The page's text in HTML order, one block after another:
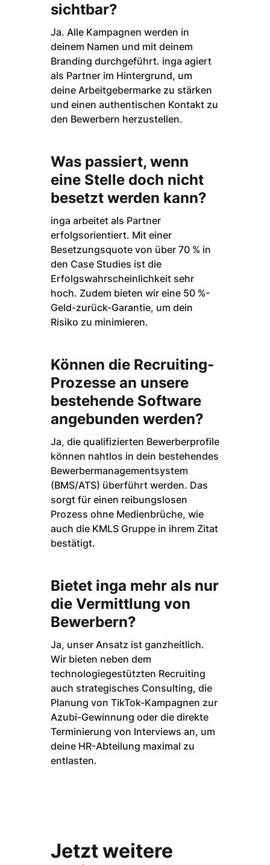
sichtbar?
Ja. Alle Kampagnen werden in
deinem Namen und mit deinem
Branding durchgeführt. inga agiert
als Partner im Hintergrund, um
deine Arbeitgebermarke zu stärken
und einen authentischen Kontakt zu
den Bewerbern herzustellen.
Was passiert, wenn
eine Stelle doch nicht
besetzt werden kann?
inga arbeitet als Partner
erfolgsorientiert. Mit einer
Besetzungsquote von über 70 % in
den Case Studies ist die
Erfolgswahrscheinlichkeit sehr
hoch. Zudem bieten wir eine 50 %-
Geld-zurück-Garantie, um dein
Risiko zu minimieren.
Können die Recruiting-
Prozesse an unsere
bestehende Software
angebunden werden?
Ja, die qualifizierten Bewerberprofile
können nahtlos in dein bestehendes
Bewerbermanagementsystem
(BMS/ATS) überführt werden. Das
sorgt für einen reibungslosen
Prozess ohne Medienbrüche, wie
auch die KMLS Gruppe in ihrem Zitat
bestätigt.
Bietet inga mehr als nur
die Vermittlung von
Bewerbern?
Ja, unser Ansatz ist ganzheitlich.
Wir bieten neben dem
technologiegestützten Recruiting
auch strategisches Consulting, die
Planung von TikTok-Kampagnen zur
Azubi-Gewinnung oder die direkte
Terminierung von Interviews an, um
deine HR-Abteilung maximal zu
entlasten.
Jetzt weitere